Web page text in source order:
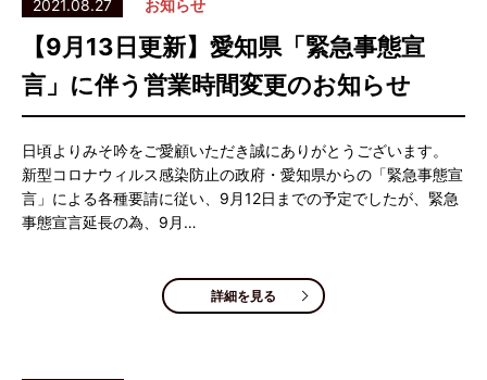
2021.08.27 お知らせ
【9月13日更新】愛知県「緊急事態宣
言」に伴う営業時間変更のお知らせ
日頃よりみそ吟をご愛顧いただき誠にありがとうございます。
新型コロナウィルス感染防止の政府・愛知県からの「緊急事態宣
言」による各種要請に従い、9月12日までの予定でしたが、緊急
事態宣言延長の為、9月…
詳細を見る